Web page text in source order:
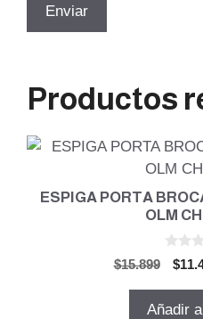
Productos
ESPIGA PORTA
OLM
$15.899
El
$
Añadir